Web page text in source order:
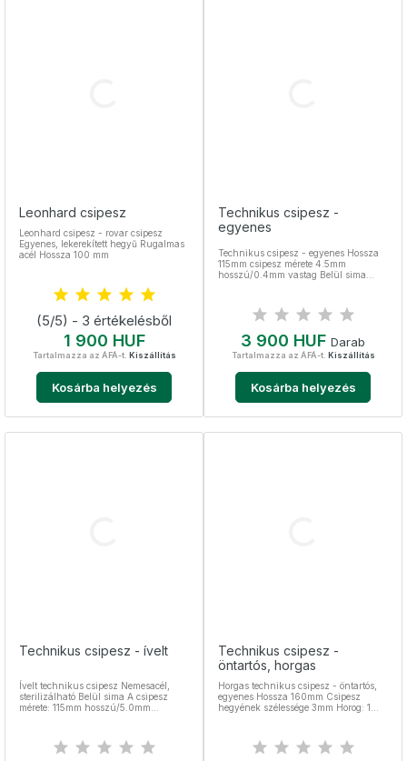
Leonhard csipesz
Leonhard csipesz - rovar csipesz
Egyenes, lekerekített hegyű Rugalmas
acél Hossza 100 mm
(5/5) - 3 értékelésből
Ár
1 900 HUF
Tartalmazza az ÁFÁ-t. Kiszállítás
Kosárba helyezés
Technikus csipesz -
egyenes
Technikus csipesz - egyenes Hossza
115mm csipesz mérete 4.5mm
hosszú/0.4mm vastag Belül sima
Ár
3 900 HUF Darab
Tartalmazza az ÁFÁ-t. Kiszállítás
Kosárba helyezés
Technikus csipesz - ívelt
Ívelt technikus csipesz Nemesacél,
sterilizálható Belül sima A csipesz
mérete: 115mm hosszú/5.0mm
Technikus csipesz -
öntartós, horgas
Horgas technikus csipesz - öntartós,
egyenes Hossza 160mm Csipesz
hegyének szélessége 3mm Horog: 1